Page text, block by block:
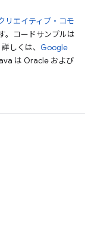
リエイティブ・コモ
。コードサンプルは
しくは、 Google
は Oracle および